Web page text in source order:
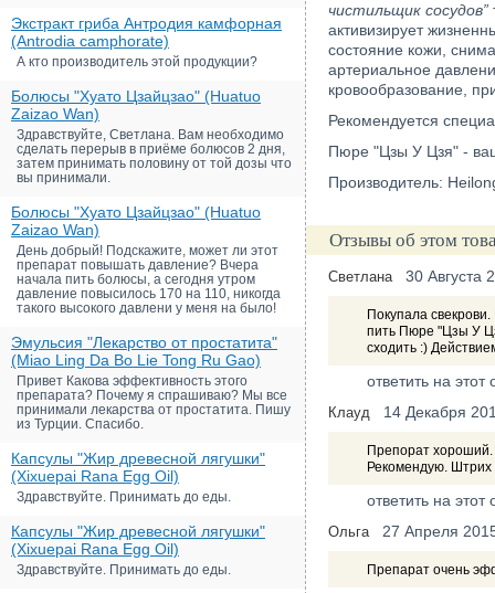
Экстракт гриба Антродия камфорная
(Antrodia camphorate)
А кто производитель этой продукции?
Болюсы "Хуато Цзайцзао" (Huatuo
Zaizao Wan)
Здравствуйте, Светлана. Вам необходимо
сделать перерыв в приёме болюсов 2 дня,
затем принимать половину от той дозы что
вы принимали.
Болюсы "Хуато Цзайцзао" (Huatuo
Zaizao Wan)
День добрый! Подскажите, может ли этот
препарат повышать давление? Вчера
начала пить болюсы, а сегодня утром
давление повысилось 170 на 110, никогда
такого высокого давлени у меня на было!
Эмульсия "Лекарство от простатита"
(Miao Ling Da Bo Lie Tong Ru Gao)
Привет Какова эффективность этого
препарата? Почему я спрашиваю? Мы все
принимали лекарства от простатита. Пишу
из Турции. Спасибо.
Капсулы "Жир древесной лягушки"
(Xixuepai Rana Egg Oil)
Здравствуйте. Принимать до еды.
Капсулы "Жир древесной лягушки"
(Xixuepai Rana Egg Oil)
Здравствуйте. Принимать до еды.
чистильщик сосудов”
активизирует
состояние кожи,
артериальное
кровообразование,
Рекомендуется
Пюре "Цзы У Цзя" -
Производитель:
Отзывы об этом
Светлана 30 Августа
Покупала
пить Пюре "Цзы У
сходить :)
ответить на этот
Клауд 14 Декабря
Препорат хороший.
Рекомендую.
ответить на этот
Ольга 27 Апреля
Препарат очень